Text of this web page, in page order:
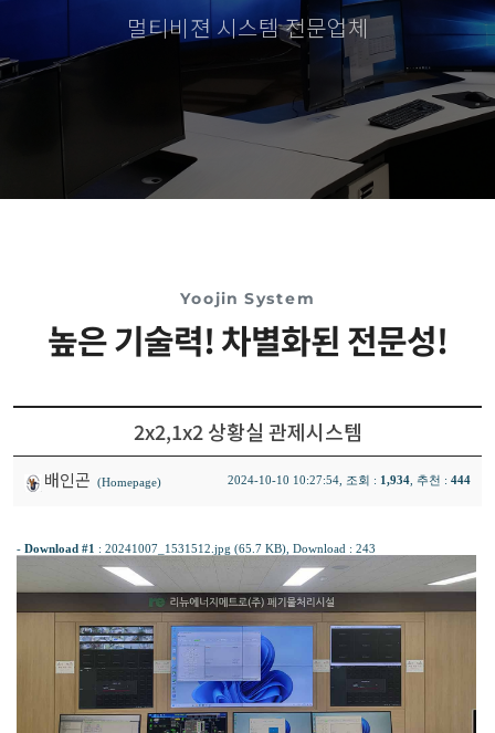
멀티비젼 시스템 전문업체
Yoojin System
높은 기술력! 차별화된 전문성!
2x2,1x2 상황실 관제시스템
배인곤 (Homepage) 2024-10-10 10:27:54, 조회 : 1,934 , 추천 : 444
- Download #1 : 20241007_1531512.jpg (65.7 KB) , Download : 243